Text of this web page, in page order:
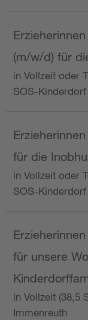
(m/w/d) für
in Vollzeit oder
SOS-
für die
in Vollzeit oder
SOS-
für unsere
in Vollzeit (38,5
Immenreuth